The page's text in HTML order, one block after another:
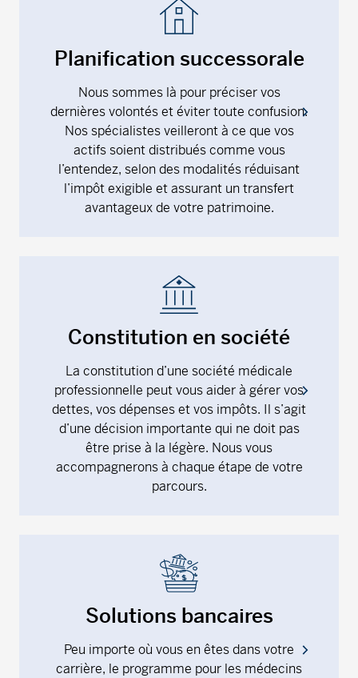
Planification successorale
Nous sommes là pour préciser vos
dernières volontés et éviter toute confusion.
Nos spécialistes veilleront à ce que vos
actifs soient distribués comme vous
l’entendez, selon des modalités réduisant
l’impôt exigible et assurant un transfert
avantageux de votre patrimoine.
Constitution en société
La constitution d’une société médicale
professionnelle peut vous aider à gérer vos
dettes, vos dépenses et vos impôts. Il s’agit
d’une décision importante qui ne doit pas
être prise à la légère. Nous vous
accompagnerons à chaque étape de votre
parcours.
Solutions bancaires
Peu importe où vous en êtes dans votre
carrière, le programme pour les médecins